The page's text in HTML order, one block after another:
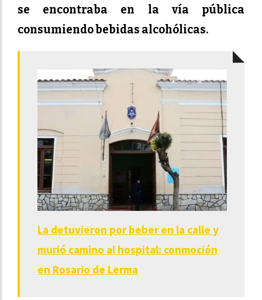
se encontraba en la vía pública
consumiendo bebidas alcohólicas.
La detuvieron por beber en la calle y
murió camino al hospital: conmoción
en Rosario de Lerma